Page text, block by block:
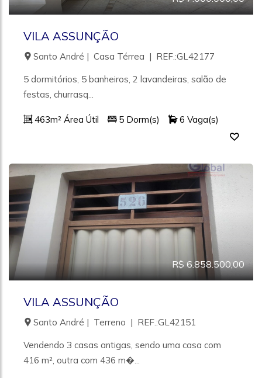
VILA ASSUNÇÃO
Santo André | Casa Térrea | REF.:GL42177
5 dormitórios, 5 banheiros, 2 lavandeiras, salão de
festas, churrasq...
463m² Área Útil 5 Dorm(s) 6 Vaga(s)
R$ 6.858.500,00
VILA ASSUNÇÃO
Santo André | Terreno | REF.:GL42151
Vendendo 3 casas antigas, sendo uma casa com
416 m², outra com 436 m�...